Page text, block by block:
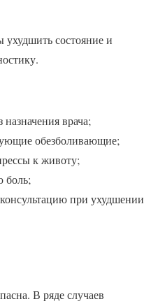
ухудшить состояние и
врача;
обезболивающие;
к животу;
боль;
при ухудшении
В ряде случаев